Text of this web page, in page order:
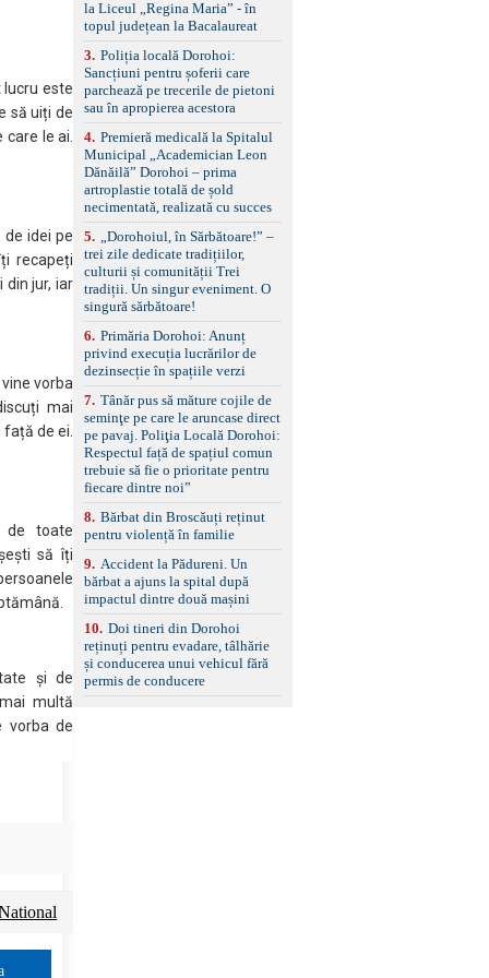
este
să uiți de
le ai.
idei pe
recapeți
din jur, iar
vorba
mai
de ei.
de toate
să îți
și de
multă
vorba de
panoramică, geamuri
spate fumurii Carlig de
remorcare Bonus: -
Covorașe textile montate
pe mașină. -Ofer și un
set de covorașe din
împreună cu un set de
anvelope de iarnă.
la Liceul „Regina Maria” - în
topul județean la Bacalaureat
3. Poliția locală Dorohoi:
Sancțiuni pentru șoferii care
parchează pe trecerile de pietoni
sau în apropierea acestora
4. Premieră medicală la Spitalul
Municipal „Academician Leon
Dănăilă” Dorohoi – prima
artroplastie totală de șold
necimentată, realizată cu succes
5.
„Dorohoiul, în Sărbătoare!” –
trei zile dedicate tradițiilor,
culturii și comunității Trei
tradiții. Un singur eveniment. O
singură sărbătoare!
6. Primăria Dorohoi: Anunț
privind execuția lucrărilor de
dezinsecție în spațiile verzi
7. Tânăr pus să măture cojile de
seminţe pe care le aruncase direct
pe pavaj. Poliţia Locală Dorohoi:
Respectul față de spațiul comun
trebuie să fie o prioritate pentru
fiecare dintre noi”
8. Bărbat din Broscăuți reținut
pentru violență în familie
9. Accident la Pădureni. Un
bărbat a ajuns la spital după
impactul dintre două mașini
10. Doi tineri din Dorohoi
reținuți pentru evadare, tâlhărie
și conducerea unui vehicul fără
permis de conducere